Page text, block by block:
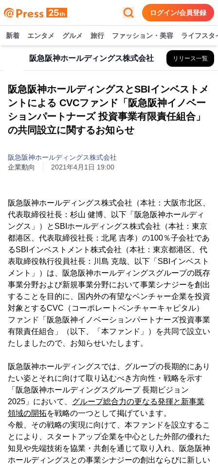
ログイン/会員登録
新着 エンタメ グルメ 旅行 ファッション・美容 ライフスタ
阪急阪神ホールディングス株式会社 リリース一覧
阪急阪神ホールディングスとSBIインベストメ
ントによる CVCファンド「阪急阪神イノベー
ションパートナーズ 投資事業有限責任組合」
の共同設立に関するお知らせ
阪急阪神ホールディングス株式会社
企業動向
2021年4月1日 19:00
阪急阪神ホールディングス株式会社（本社：大阪市北区、
代表取締役社長：杉山 健博、以下「阪急阪神ホールディ
ングス」）とSBIホールディングス株式会社（本社：東京
都港区、代表取締役社長：北尾 吉孝）の100％子会社であ
るSBIインベストメント株式会社（本社：東京都港区、代
表取締役執行役員社長：川島 克哉、以下「SBIインベスト
メント」）は、阪急阪神ホールディングスグループの既存
事業分野および新規事業分野において事業シナジーを創出
することを目的に、国内外の有望なベンチャー企業を投資
対象とするCVC（コーポレートベンチャーキャピタル）
ファンド「阪急阪神イノベーションパートナーズ投資事業
有限責任組合」（以下、「本ファンド」）を共同で設立い
たしましたので、お知らせいたします。
阪急阪神ホールディングスでは、グループの長期的にあり
たい姿とそれに向けて取り込むべき方向性・戦略を示す
「阪急阪神ホールディングスグループ 長期ビジョン
2025」において、 グループ総合力の更なる発揮と新事業
領域の開拓を戦略の一つとして掲げています。
今般、その戦略の実現に向けて、本ファンドを設立するこ
とにより、スタートアップ企業を中心とした外部の優れた
知見や先端技術を協業・共創を通じて取り入れ、阪急阪神
ホールディングスとの事業シナジーの創出ならびに新しい